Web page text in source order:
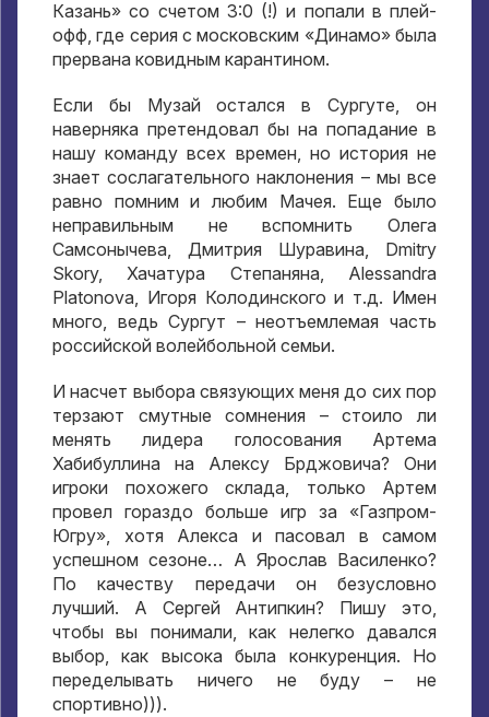
Казань» со счетом 3:0 (!)и попали в плей-
офф,где серия с московским «Динамо» была
прервана ковидным карантином.
Если бы Музай остался в Сургуте,он
наверняка претендовал бы на попадание в
нашу команду всех времен, но история не
знает сослагательного наклонения – мы все
равно помним и любим Мачея. Еще было
неправильным не вспомнить Олега
Самсонычева, Дмитрия Шуравина, Dmitry
Skory,Хачатура Степаняна, Alessandra
Platonova, Игоря Колодинского и т.д. Имен
много, ведь Сургут – неотъемлемая часть
российской волейбольной семьи.
И насчет выбора связующих меня до сих пор
терзают смутные сомнения – стоило ли
менять лидера голосования Артема
Хабибуллина на Алексу Брджовича? Они
игроки похожего склада, только Артем
провел гораздо больше игр за «Газпром-
Югру», хотя Алекса и пасовал в самом
успешном сезоне… А Ярослав Василенко?
По качеству передачи он безусловно
лучший. А Сергей Антипкин? Пишу это,
чтобы вы понимали,как нелегко давался
выбор,как высока была конкуренция. Но
переделывать ничего не буду – не
спортивно))).